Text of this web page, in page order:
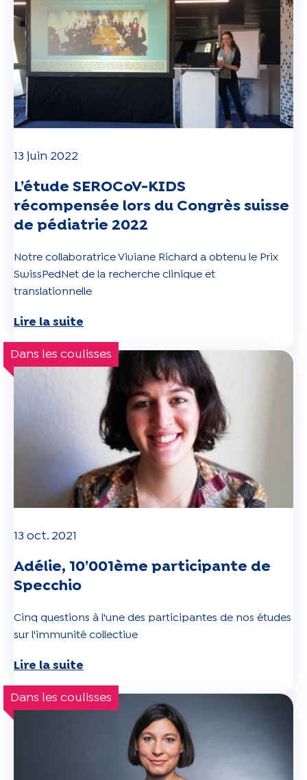
13 juin 2022
L’étude SEROCoV-KIDS
récompensée lors du Congrès suisse
de pédiatrie 2022
Notre collaboratrice Viviane Richard a obtenu le Prix
SwissPedNet de la recherche clinique et
translationnelle
Lire la suite
Dans les coulisses
13 oct. 2021
Adélie, 10’001ème participante de
Specchio
Cinq questions à l'une des participantes de nos études
sur l'immunité collective
Lire la suite
Dans les coulisses